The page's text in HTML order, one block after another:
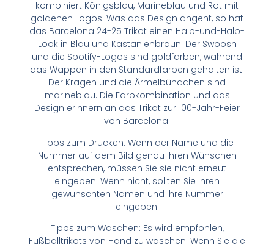
kombiniert Königsblau, Marineblau und Rot mit
goldenen Logos. Was das Design angeht, so hat
das Barcelona 24-25 Trikot einen Halb-und-Halb-
Look in Blau und Kastanienbraun. Der Swoosh
und die Spotify-Logos sind goldfarben, während
das Wappen in den Standardfarben gehalten ist.
Der Kragen und die Ärmelbündchen sind
marineblau. Die Farbkombination und das
Design erinnern an das Trikot zur 100-Jahr-Feier
von Barcelona.
Tipps zum Drucken: Wenn der Name und die
Nummer auf dem Bild genau Ihren Wünschen
entsprechen, müssen Sie sie nicht erneut
eingeben. Wenn nicht, sollten Sie Ihren
gewünschten Namen und Ihre Nummer
eingeben.
Tipps zum Waschen: Es wird empfohlen,
Fußballtrikots von Hand zu waschen. Wenn Sie die